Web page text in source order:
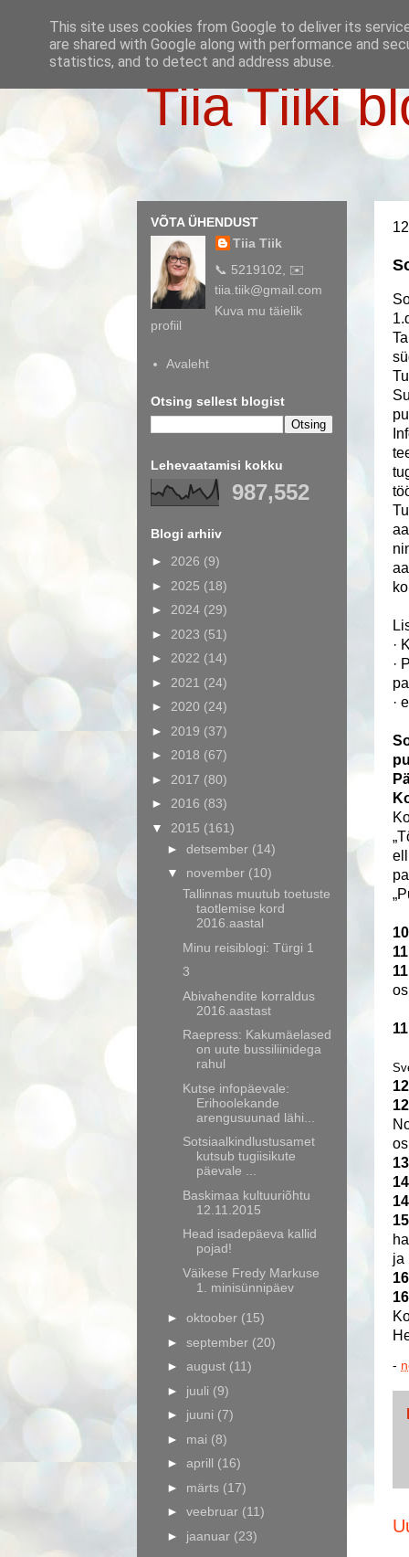
Tiia Tiiki
·
·
·
ja
-
VÕTA ÜHENDUST
Tiia Tiik
📞 5219102, ✉️
tiia.tiik@gmail.com
Kuva mu täielik
profiil
Avaleht
Otsing sellest blogist
Lehevaatamisi kokku
987,552
Blogi arhiiv
► 2026 (9)
► 2025 (18)
► 2024 (29)
► 2023 (51)
► 2022 (14)
► 2021 (24)
► 2020 (24)
► 2019 (37)
► 2018 (67)
► 2017 (80)
► 2016 (83)
▼ 2015 (161)
► detsember (14)
▼ november (10)
Tallinnas muutub toetuste
taotlemise kord
2016.aastal
Minu reisiblogi: Türgi 1
3
Abivahendite korraldus
2016.aastast
Raepress: Kakumäelased
on uute bussiliinidega
rahul
Kutse infopäevale:
Erihoolekande
arengusuunad lähi...
Sotsiaalkindlustusamet
kutsub tugiisikute
päevale ...
Baskimaa kultuuriõhtu
12.11.2015
Head isadepäeva kallid
pojad!
Väikese Fredy Markuse
1. minisünnipäev
► oktoober (15)
► september (20)
► august (11)
► juuli (9)
► juuni (7)
► mai (8)
► aprill (16)
► märts (17)
► veebruar (11)
► jaanuar (23)
This site uses cookies from Google to deliver its
are shared with Google along with performance and
statistics, and to detect and address abuse.